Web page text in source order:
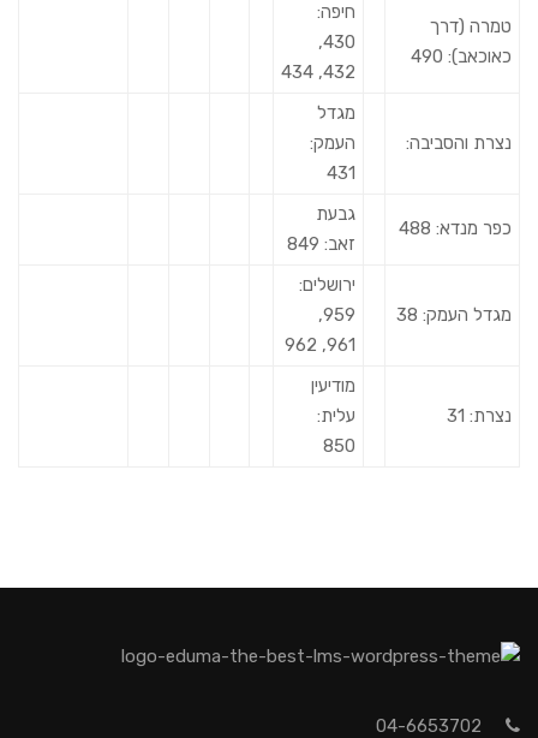
טמרה (דרך
כאוכאב): 490
חיפה:
430,
432, 434
נצרת והסביבה:
מגדל
העמק:
431
כפר מנדא: 488
גבעת
זאב: 849
מגדל העמק: 38
ירושלים:
959,
961, 962
נצרת: 31
מודיעין
עלית:
850
04-6653702